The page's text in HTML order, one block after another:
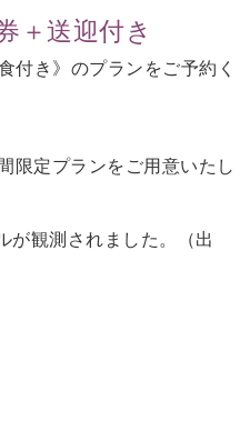
＋送迎付き
付き》のプランをご予約く
限定プランをご用意いたし
が観測されました。（出